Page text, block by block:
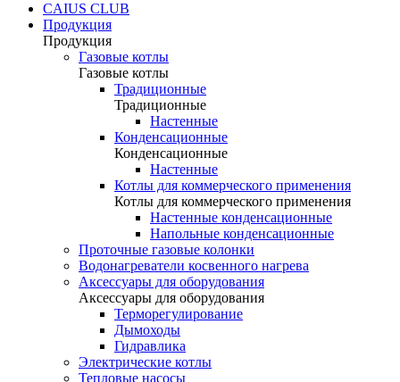
CAIUS CLUB
Продукция
Продукция
Газовые котлы
Газовые котлы
Традиционные
Традиционные
Настенные
Конденсационные
Конденсационные
Настенные
Котлы для коммерческого применения
Котлы для коммерческого применения
Настенные конденсационные
Напольные конденсационные
Проточные газовые колонки
Водонагреватели косвенного нагрева
Аксессуары для оборудования
Аксессуары для оборудования
Терморегулирование
Дымоходы
Гидравлика
Электрические котлы
Тепловые насосы